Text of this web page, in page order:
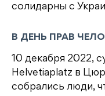
солидарны с
В ДЕНЬ ПРАВ
10 декабря 2022,
Helvetiaplatz в
собрались люди,